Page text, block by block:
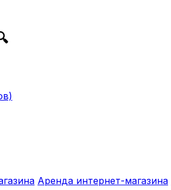
Аренда интернет-магазина